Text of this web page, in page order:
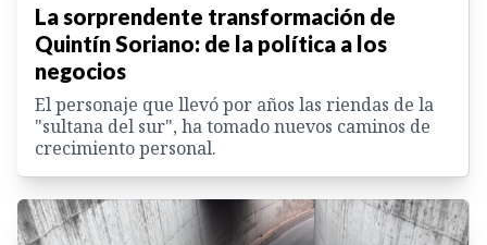
La sorprendente transformación de
Quintín Soriano: de la política a los
negocios
El personaje que llevó por años las riendas de la
"sultana del sur", ha tomado nuevos caminos de
crecimiento personal.